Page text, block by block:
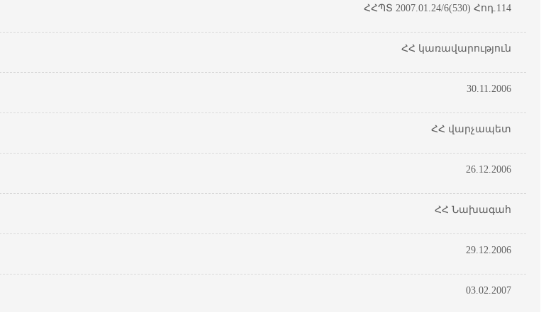
ՀՀՊՏ 2007.01.24/6(530) Հոդ.114
ՀՀ կառավարություն
30.11.2006
ՀՀ վարչապետ
26.12.2006
ՀՀ Նախագահ
29.12.2006
03.02.2007